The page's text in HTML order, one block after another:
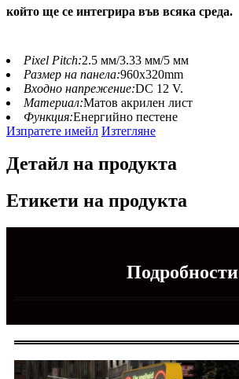
който ще се интегрира във всяка среда.
Pixel Pitch:2.5 мм/3.33 мм/5 мм
Размер на панела:960x320mm
Входно напрежение:DC 12 V.
Материал:Матов акрилен лист
Функция:Енергийно пестене
Изпратете имейл Изтегляне
Детайл на продукта
Етикети на продукта
Подробности